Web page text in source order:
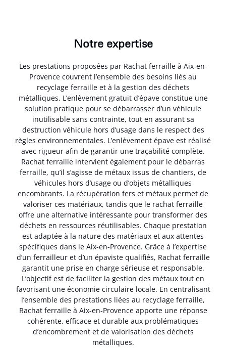
Notre expertise
Les prestations proposées par Rachat ferraille à Aix-en-
Provence couvrent l’ensemble des besoins liés au
recyclage ferraille et à la gestion des déchets
métalliques. L’enlèvement gratuit d’épave constitue une
solution pratique pour se débarrasser d’un véhicule
inutilisable sans contrainte, tout en assurant sa
destruction véhicule hors d’usage dans le respect des
règles environnementales. L’enlèvement épave est réalisé
avec rigueur afin de garantir une traçabilité complète.
Rachat ferraille intervient également pour le débarras
ferraille, qu’il s’agisse de métaux issus de chantiers, de
véhicules hors d’usage ou d’objets métalliques
encombrants. La récupération fers et métaux permet de
valoriser ces matériaux, tandis que le rachat ferraille
offre une alternative intéressante pour transformer des
déchets en ressources réutilisables. Chaque prestation
est adaptée à la nature des matériaux et aux attentes
spécifiques dans le Aix-en-Provence. Grâce à l’expertise
d’un ferrailleur et d’un épaviste qualifiés, Rachat ferraille
garantit une prise en charge sérieuse et responsable.
L’objectif est de faciliter la gestion des métaux tout en
favorisant une économie circulaire locale. En centralisant
l’ensemble des prestations liées au recyclage ferraille,
Rachat ferraille à Aix-en-Provence apporte une réponse
cohérente, efficace et durable aux problématiques
d’encombrement et de valorisation des déchets
métalliques.